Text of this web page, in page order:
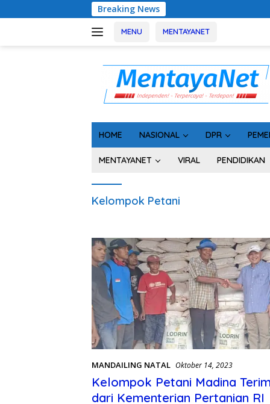
ke
Breaking News
MENU MENTAYANET
HOME NASIONAL DPR
MENTAYANET VIRAL PENDIDIKAN
Kelompok Petani
MANDAILING NATAL Oktober 14, 2023
Kelompok Petani Madina
dari Kementerian Pertanian RI